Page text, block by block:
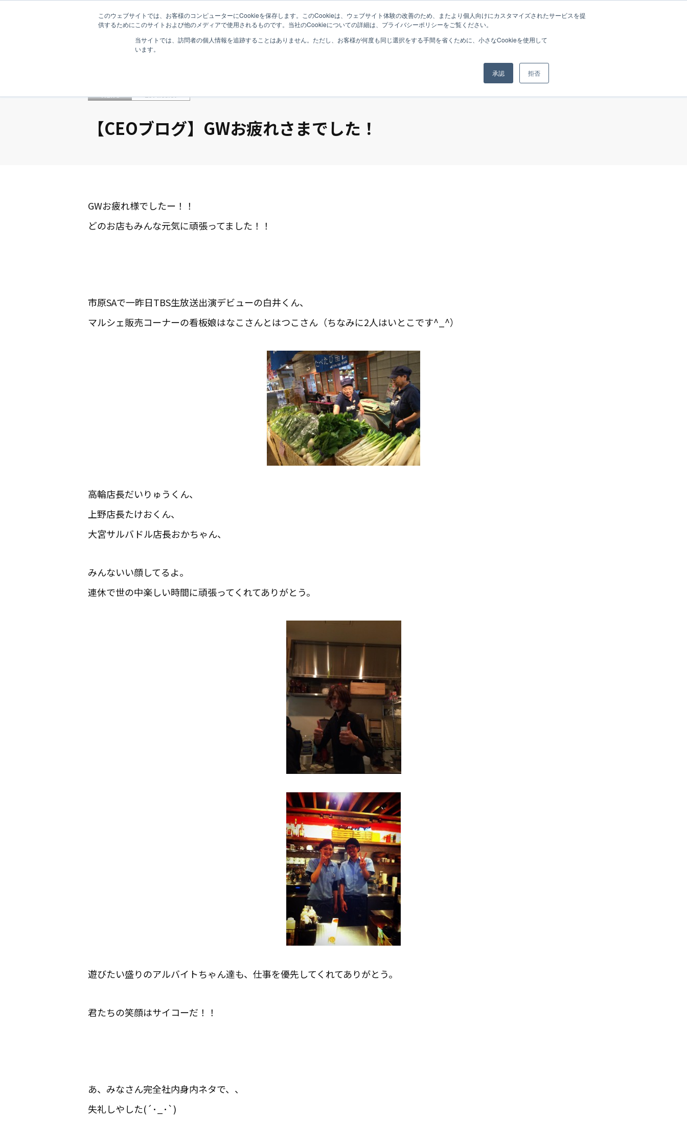
このウェブサイトでは、お客様のコンピューターにCookieを保存します。このCookieは、ウェブサイト体験の改善のため、またより個人向けにカスタマイズされたサービスを提
供するためにこのサイトおよび他のメディアで使用されるものです。当社のCookieについての詳細は、プライバシーポリシーをご覧ください。
当サイトでは、訪問者の個人情報を追跡することはありません。ただし、お客様が何度も同じ選択をする手間を省くために、小さなCookieを使用して
います。
承認 拒否
Top Philosophy Brands
NEWS 2014.05.07
【CEOブログ】GWお疲れさまでした！
GWお疲れ様でしたー！！
どのお店もみんな元気に頑張ってました！！
市原SAで一昨日TBS生放送出演デビューの白井くん、
マルシェ販売コーナーの看板娘はなこさんとはつこさん（ちなみに2人はいとこです^_^）
高輪店長だいりゅうくん、
上野店長たけおくん、
大宮サルバドル店長おかちゃん、
みんないい顔してるよ。
連休で世の中楽しい時間に頑張ってくれてありがとう。
遊びたい盛りのアルバイトちゃん達も、仕事を優先してくれてありがとう。
君たちの笑顔はサイコーだ！！
あ、みなさん完全社内身内ネタで、、
失礼しやした(´･_･`)